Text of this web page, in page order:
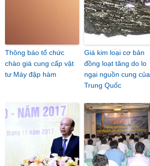
Thông báo tổ chức
chào giá cung cấp vật
tư Máy đập hàm
Giá kim loại cơ bản
đồng loạt tăng do lo
ngại nguồn cung của
Trung Quốc